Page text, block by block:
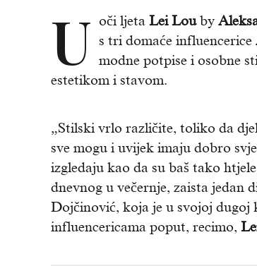
U oči ljeta Lei Louby
s tri domaće influencerice
modne potpise i osobne
estetikom i stavom.
„Stilski vrlo različite, toliko da
sve mogu i uvijek imaju dobro
izgledaju kao da su baš tako
dnevnog u večernje, zaista jedan
Dojčinović, koja je u svojoj dugoj
influencericama poput, recimo,